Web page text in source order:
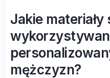
Jakie
mężczyzn?